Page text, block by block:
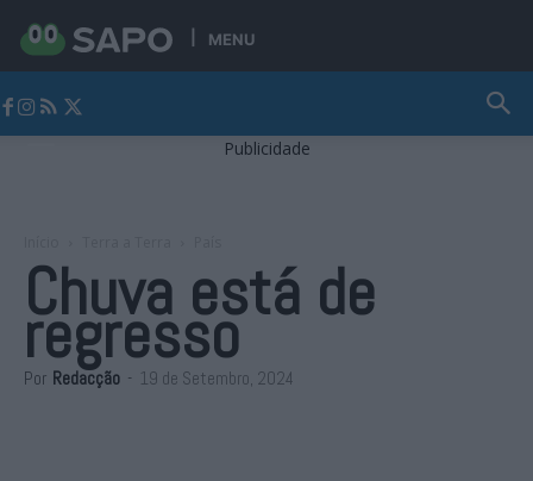
MENU
Publicidade
Chuva está de
regresso
Por Redacção - 19 de Setembro, 2024